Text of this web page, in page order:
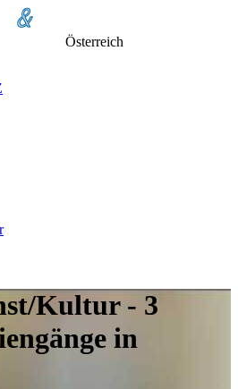
Österreich
Kultur - 3
in